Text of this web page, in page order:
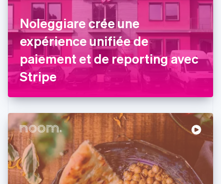
Noleggiare crée une
expérience unifiée de
paiement et de reporting avec
Stripe
Croatie
EnglishItaliano
Danemark
English
Émirats arabes unis
English
Espagne
EspañolEnglish
English
États-Unis
English Español 简体中文
Finlande
English Svenska
France
Français English
Gibraltar
English